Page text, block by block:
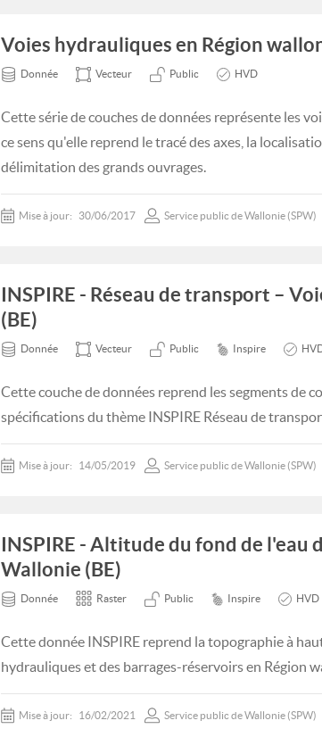
Voies hydrauliques en Région
Donnée Vecteur Public HVD
Cette série de couches de données représente les
ce sens qu'elle reprend le tracé des axes, la
délimitation des grands ouvrages.
Mise à jour: 30/06/2017 Service public de Wallonie (SPW)
INSPIRE - Réseau de transport –
(BE)
Donnée Vecteur Public Inspire
Cette couche de données reprend les segments de
spécifications du thème INSPIRE Réseau de
Mise à jour: 14/05/2019 Service public de Wallonie (SPW)
INSPIRE - Altitude du fond de l'eau
Wallonie (BE)
Donnée Raster Public Inspire HVD
Cette donnée INSPIRE reprend la topographie à
hydrauliques et des barrages-réservoirs en Région
Mise à jour: 16/02/2021 Service public de Wallonie (SPW)